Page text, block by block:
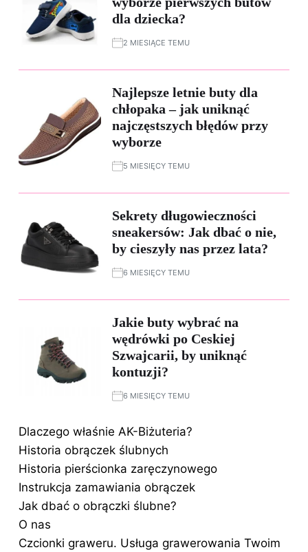
dla dziecka?
2 MIESIĄCE TEMU
Najlepsze letnie buty dla
chłopaka – jak uniknąć
najczęstszych błędów przy
wyborze
5 MIESIĘCY TEMU
Sekrety długowieczności
sneakersów: Jak dbać o nie,
by cieszyły nas przez lata?
6 MIESIĘCY TEMU
Jakie buty wybrać na
wędrówki po Ceskiej
Szwajcarii, by uniknąć
kontuzji?
6 MIESIĘCY TEMU
Dlaczego właśnie AK-Biżuteria?
Historia obrączek ślubnych
Historia pierścionka zaręczynowego
Instrukcja zamawiania obrączek
Jak dbać o obrączki ślubne?
O nas
Czcionki graweru. Usługa grawerowania Twoim